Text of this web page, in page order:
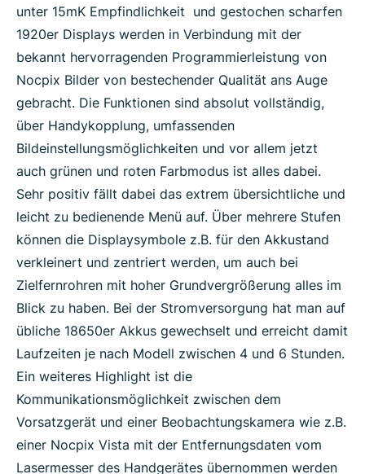
unter 15mK Empfindlichkeit und gestochen scharfen
1920er Displays werden in Verbindung mit der
bekannt hervorragenden Programmierleistung von
Nocpix Bilder von bestechender Qualität ans Auge
gebracht. Die Funktionen sind absolut vollständig,
über Handykopplung, umfassenden
Bildeinstellungsmöglichkeiten und vor allem jetzt
auch grünen und roten Farbmodus ist alles dabei.
Sehr positiv fällt dabei das extrem übersichtliche und
leicht zu bedienende Menü auf. Über mehrere Stufen
können die Displaysymbole z.B. für den Akkustand
verkleinert und zentriert werden, um auch bei
Zielfernrohren mit hoher Grundvergrößerung alles im
Blick zu haben. Bei der Stromversorgung hat man auf
übliche 18650er Akkus gewechselt und erreicht damit
Laufzeiten je nach Modell zwischen 4 und 6 Stunden.
Ein weiteres Highlight ist die
Kommunikationsmöglichkeit zwischen dem
Vorsatzgerät und einer Beobachtungskamera wie z.B.
einer Nocpix Vista mit der Entfernungsdaten vom
Lasermesser des Handgerätes übernommen werden